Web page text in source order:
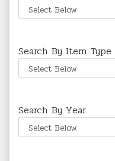
Search By Item Type
Search By Year